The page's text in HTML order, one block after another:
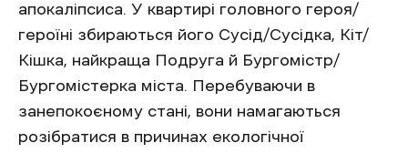
апокаліпсиса. У квартирі головного героя/
героїні збираються його Сусід/Сусідка, Кіт/
Кішка, найкраща Подруга й Бургомістр/
Бургомістерка міста. Перебуваючи в
занепокоєному стані, вони намагаються
розібратися в причинах екологічної